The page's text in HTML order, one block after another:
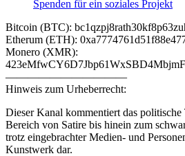
Spenden für ein soziales Projekt
Bitcoin (BTC):
Etherum (ETH):
Monero (XMR):
———————————
Hinweis zum Urheberrecht:
Dieser Kanal kommentiert das politische
Bereich von Satire bis hinein zum
trotz eingebrachter Medien- und
Kunstwerk dar.